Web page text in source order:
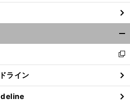
閉
る
新
し
い
ウ
ィ
ライン